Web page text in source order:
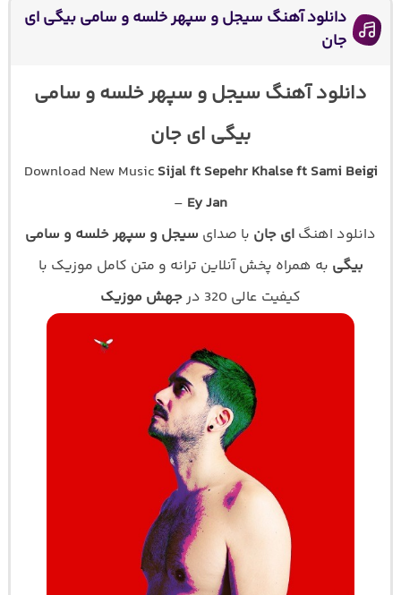
دانلود آهنگ سیجل و سپهر خلسه و سامی بیگی ای
جان
دانلود آهنگ سیجل و سپهر خلسه و سامی
بیگی ای جان
Download New Music Sijal ft Sepehr Khalse ft Sami Beigi
– Ey Jan
دانلود اهنگ ای جان با صدای سیجل و سپهر خلسه و سامی
بیگی به همراه پخش آنلاین ترانه و متن کامل موزیک با
کیفیت عالی 320 در
جهش موزیک